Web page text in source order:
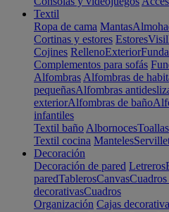
Textil
Ropa de cama Mantas
Cortinas y estores Estores
Cojines RellenoExterior
Complementos para sofás
Alfombras Alfombras de
pequeñasAlfombras
exteriorAlfombras de baño
infantiles
Textil baño AlbornocesToallas
Textil cocina Manteles
Decoración
Decoración de pared Letreros
paredTablerosCanvas
decorativasCuadros
Organización Cajas